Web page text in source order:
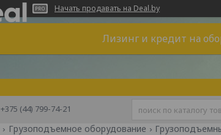
Начать продавать на Deal.by
Лизинг и кредит на
+375 (44) 799-74-21
Грузоподъемное оборудование